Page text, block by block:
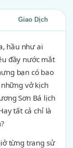
Giao Dịch
hầu như ai
đầy nước mắt
bạn có bao
vở kịch
Sơn Bá lịch
tất cả chỉ là
từng trang sử